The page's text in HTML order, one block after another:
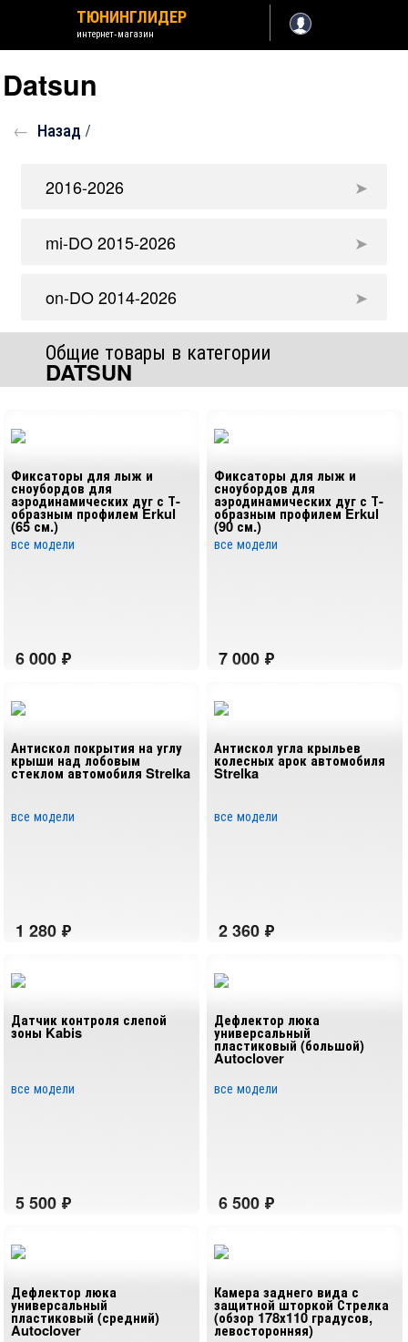
ТЮНИНГЛИДЕР
интернет-магазин
Datsun
Назад /
2016-2026
mi-DO 2015-2026
on-DO 2014-2026
Общие товары в категории
DATSUN
Фиксаторы для лыж и
сноубордов для
аэродинамических дуг с Т-
образным профилем Erkul
(65 см.)
все модели
Фиксаторы для лыж и
сноубордов для
аэродинамических дуг с Т-
образным профилем Erkul
(90 см.)
все модели
Антискол покрытия на углу
крыши над лобовым
стеклом автомобиля Strelka
все модели
Антискол угла крыльев
колесных арок автомобиля
Strelka
все модели
Датчик контроля слепой
зоны Kabis
все модели
Дефлектор люка
универсальный
пластиковый (большой)
Autoclover
все модели
Дефлектор люка
универсальный
пластиковый (средний)
Autoclover
Камера заднего вида с
защитной шторкой Стрелка
(обзор 178х110 градусов,
левосторонняя)